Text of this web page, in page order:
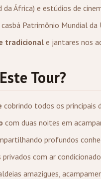
África) e estúdios de
casbá Patrimônio Mundial da
tradicionale jantares nos
Tour?
cobrindo todos os principais
com duas noites em
profundos
com ar
amazigues,